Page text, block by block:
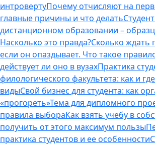
интровертуПочему отчисляют на
главные причины и что делать
дистанционном образовании –
Насколько это правда?Сколько ждать
если он опаздывает. Что такое
действует ли оно в вузахПрактика
филологического факультета: как и
видыСвой бизнес для студента: как
«прогореть»Тема для дипломного
правила выбораКак взять учебу в
получить от этого максимум пользы
практика студентов и ее особенности